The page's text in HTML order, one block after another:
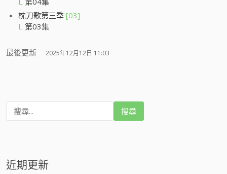
L
枕刀歌第三季 [03]
L 第03集
最後更新 2025年12月12日 11:03
近期更新